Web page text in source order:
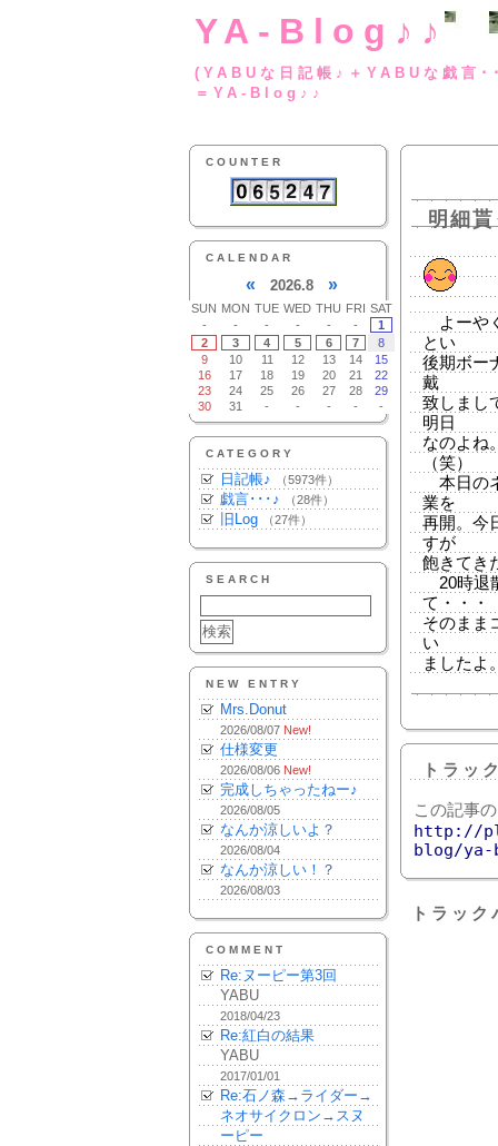
YA-Blog♪♪
(YABUな日記帳♪
＝YA-Blog♪♪
COUNTER
CALENDAR
« 2026.8 »
SUN MON TUE WED THU FRI SAT
-
- - - - -
1
2
3 4 5 6 7
8
9
10 11 12 13 14
15
16
17 18 19 20 21
22
23
24 25 26 27 28
29
30
31 - - - - -
CATEGORY
日記帳♪ （5973件）
戯言･･･♪ （28件）
旧Log （27件）
SEARCH
NEW ENTRY
Mrs.Donut
2026/08/07 New!
仕様変更
2026/08/06 New!
完成しちゃったねー♪
2026/08/05
なんか涼しいよ？
2026/08/04
なんか涼しい！？
2026/08/03
COMMENT
Re:ヌーピー第3回
YABU
2018/04/23
Re:紅白の結果
YABU
2017/01/01
Re:石ノ森→ライダー→
ネオサイクロン→スヌ
ーピー
明細
よーや
とい
後期ボー
戴
致しまし
明日
なのよね
（笑）
本日の
業を
再開。今
すが
飽きてき
20時退
て・・・
そのまま
い
ましたよ
トラッ
この記事
http://
blog/
トラッ